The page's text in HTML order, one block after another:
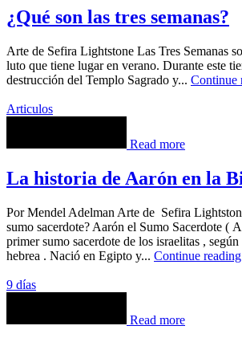
¿Qué son las tres semanas?
Arte de Sefira Lightstone Las Tres Semanas
luto que tiene lugar en verano. Durante este
destrucción del Templo Sagrado y... Continue
Articulos
Read more
La historia de Aarón en la
Por Mendel Adelman Arte de Sefira
sumo sacerdote? Aarón el Sumo Sacerdote (
primer sumo sacerdote de los israelitas ,
hebrea . Nació en Egipto y... Continue reading
9 días
Read more